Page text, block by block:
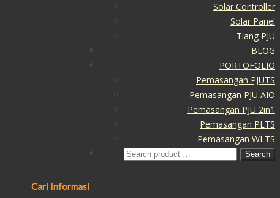
Solar Controller
Solar Panel
Tiang PJU
BLOG
PORTOFOLIO
Pemasangan PJUTS
Pemasangan PJU AIO
Pemasangan PJU 2in1
Pemasangan PLTS
Pemasangan WLTS
Search
Cari Informasi